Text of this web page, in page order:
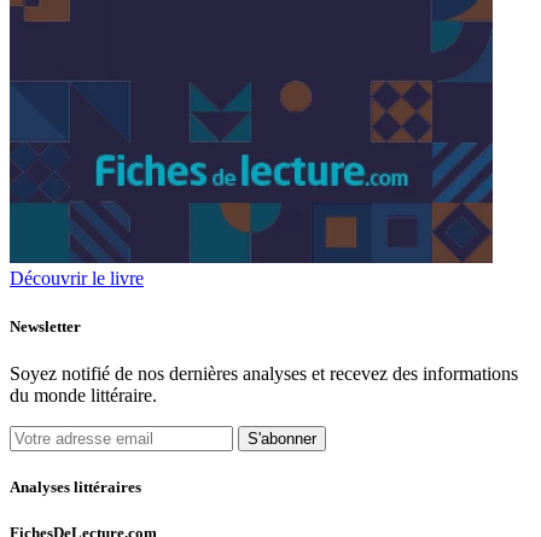
Découvrir le livre
Newsletter
Soyez notifié de nos dernières analyses et recevez des informations
du monde littéraire.
S'abonner
Analyses littéraires
FichesDeLecture.com